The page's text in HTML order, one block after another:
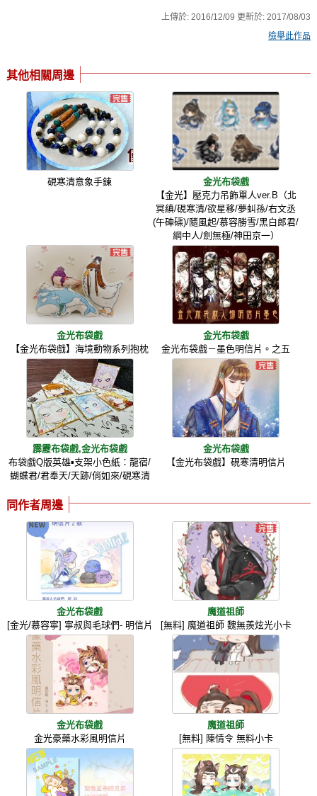
上傳於:2016/12/09 更新於:2017/08/03
檢舉此作品
其他相關周邊
硯寒清意象手鍊
金光布袋戲
【金光】壓克力吊飾單人ver.B（北
冥縝/硯寒清/欲星移/夢虯孫/右文丞
(午硨磲)/隨風起/慕容勝雪/黑白郎君/
網中人/劍無極/神田京一）
金光布袋戲
【金光布袋戲】海境動物系列抱枕
金光布袋戲
金光布袋戲－墨色明信片。之五
霹靂布袋戲,金光布袋戲
布袋戲Q版英雄▪支架小色紙：龍宿/
蝴蝶君/君奉天/天跡/俏如來/硯寒清
金光布袋戲
【金光布袋戲】硯寒清明信片
同作者周邊
金光布袋戲
[金光/慕容寧] 寧叔與毛球們- 明信片
魔道祖師
[無料] 魔道祖師 魏無羨炫光小卡
金光布袋戲
金光豪藥水彩風明信片
魔道祖師
[無料] 陳情令 無料小卡